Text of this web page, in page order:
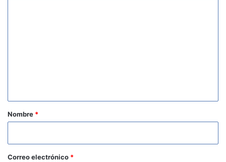
r
o
*
Nombre *
Correo electrónico *